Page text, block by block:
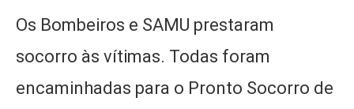
Os Bombeiros e SAMU prestaram
socorro às vítimas. Todas foram
encaminhadas para o Pronto Socorro de